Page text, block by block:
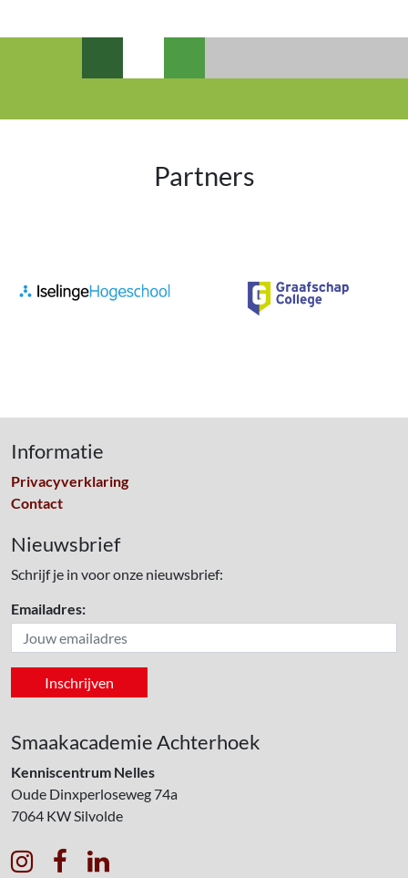
Partners
Informatie
Privacyverklaring
Contact
Nieuwsbrief
Schrijf je in voor onze nieuwsbrief:
Emailadres:
Smaakacademie Achterhoek
Kenniscentrum Nelles
Oude Dinxperloseweg 74a
7064 KWSilvolde
  